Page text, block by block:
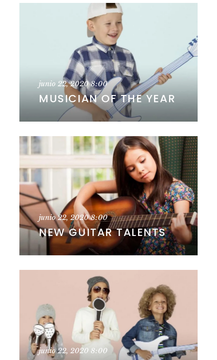
junio 22, 20208:00
MUSICIAN OF THE YEAR
junio 22, 20208:00
NEW GUITAR TALENTS
junio 22, 2020 8:00